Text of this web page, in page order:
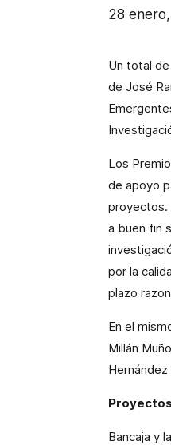
28
Un total de
de José
Los
de apoyo
proyectos.
a buen fin
por la
plazo
En el
Millán
Bancaja y